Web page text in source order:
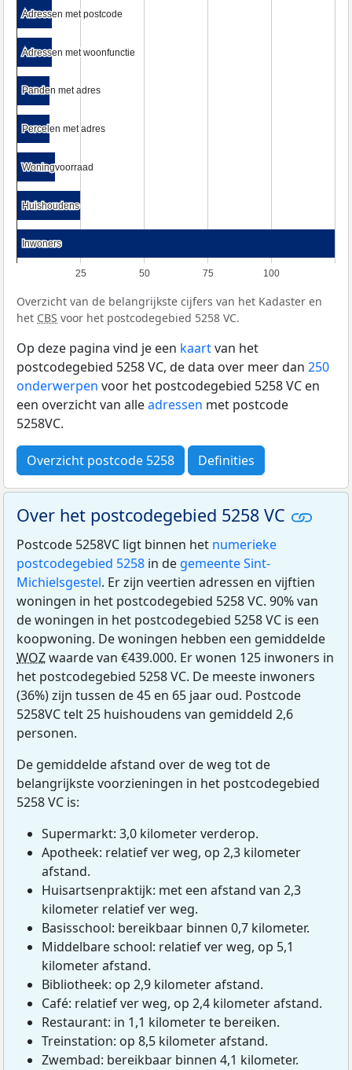
25 50 75 100
Adressen met postcode
Adressen met postcode
Adressen met woonfunctie
Adressen met woonfunctie
Panden met adres
Panden met adres
Percelen met adres
Percelen met adres
Woningvoorraad
Woningvoorraad
Huishoudens
Huishoudens
Inwoners
Inwoners
Overzicht van de belangrijkste cijfers van het Kadaster en
het CBS voor het postcodegebied 5258 VC.
Op deze pagina vind je een kaartvan het
postcodegebied 5258 VC, de data over meer dan 250
onderwerpen voor het postcodegebied 5258 VC en
een overzicht van alleadressen met postcode
5258VC.
Overzicht postcode 5258 Definities
Over het postcodegebied 5258 VC
Postcode 5258VC ligt binnen het numerieke
postcodegebied 5258 in de gemeente Sint-
Michielsgestel. Er zijn veertien adressen en vijftien
woningen in het postcodegebied 5258 VC. 90% van
de woningen in het postcodegebied 5258 VC is een
koopwoning. De woningen hebben een gemiddelde
WOZwaarde van €439.000. Er wonen 125 inwoners in
het postcodegebied 5258 VC. De meeste inwoners
(36%) zijn tussen de 45 en 65 jaar oud. Postcode
5258VC telt 25 huishoudens van gemiddeld 2,6
personen.
De gemiddelde afstand over de weg tot de
belangrijkste voorzieningen in het postcodegebied
5258 VC is:
Supermarkt: 3,0 kilometer verderop.
Apotheek: relatief ver weg, op 2,3 kilometer
afstand.
Huisartsenpraktijk: met een afstand van 2,3
kilometer relatief ver weg.
Basisschool: bereikbaar binnen 0,7 kilometer.
Middelbare school: relatief ver weg, op 5,1
kilometer afstand.
Bibliotheek: op 2,9 kilometer afstand.
Café: relatief ver weg, op 2,4 kilometer afstand.
Restaurant: in 1,1 kilometer te bereiken.
Treinstation: op 8,5 kilometer afstand.
Zwembad: bereikbaar binnen 4,1 kilometer.